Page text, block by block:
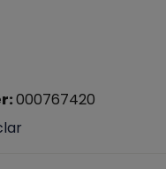
000767420